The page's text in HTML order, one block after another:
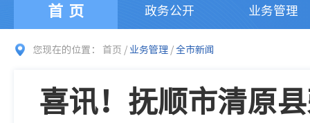
首页 政务公开 业务管理
您现在的位置： 首页 /业务管理 /全市新闻
喜讯！抚顺市清原